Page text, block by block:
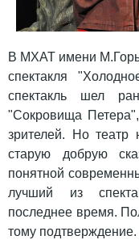
В МХАТ имени
спектакля
спектакль шел
"Сокровища
зрителей. Но театр
старую добрую
понятной
лучший из
последнее время.
тому подтверждение.